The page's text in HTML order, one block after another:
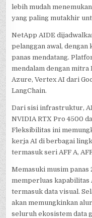
lebih mudah
yang paling mutakhir
NetApp AIDE
pelanggan awal, dengan
panas mendatang.
mendalam dengan
Azure, Vertex AI dari
LangChain.
Dari sisi infrastruktur,
NVIDIA RTX Pro 4500
Fleksibilitas ini
kerja AI di berbagai
termasuk seri AFF A, AFF
Memasuki musim
memperluas kapabilitas
termasuk data visual.
akan memungkinkan
seluruh ekosistem data